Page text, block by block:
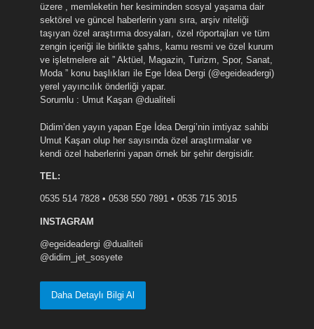
üzere , memleketin her kesiminden sosyal yaşama dair
sektörel ve güncel haberlerin yanı sıra, arşiv niteliği
taşıyan özel araştırma dosyaları, özel röportajları ve tüm
zengin içeriği ile birlikte şahıs, kamu resmi ve özel kurum
ve işletmelere ait ” Aktüel, Magazin, Turizm, Spor, Sanat,
Moda ” konu başlıkları ile Ege İdea Dergi (@egeideadergi)
yerel yayıncılık önderliği yapar.
Sorumlu : Umut Kaşan @dualiteli
Didim’den yayın yapan Ege İdea Dergi’nin imtiyaz sahibi
Umut Kaşan olup her sayısında özel araştırmalar ve
kendi özel haberlerini yapan örnek bir şehir dergisidir.
TEL:
0535 514 7828 • 0538 550 7891 • 0535 715 3015
INSTAGRAM
@egeideadergi @dualiteli
@didim_jet_sosyete
Daha Detaylı Bilgi Al